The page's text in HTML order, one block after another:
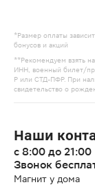
*Размер оплаты
бонусов и акций
**Рекомендуем взять
ИНН, военный билет/
Р или СТД-ПФР. При
свидетельство о
Наши
с 8:00 до 21:00
Звонок
Магнит у дома